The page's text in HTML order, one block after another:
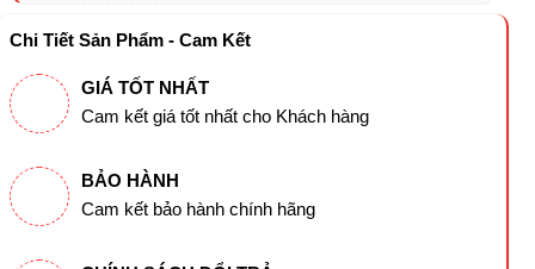
Chi Tiết Sản Phẩm - Cam Kết
GIÁ TỐT NHẤT
Cam kết giá tốt nhất cho Khách hàng
BẢO HÀNH
Cam kết bảo hành chính hãng